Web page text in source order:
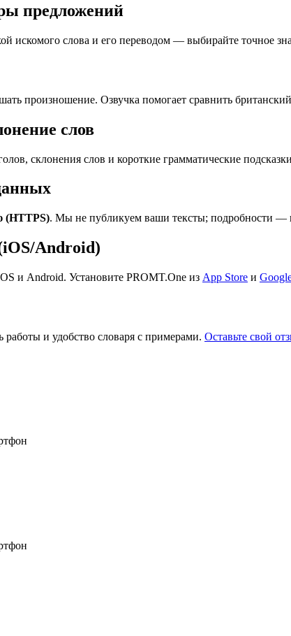
предложений
искомого слова и его переводом — выбирайте точное
произношение. Озвучка помогает сравнить
слов
склонения слов и короткие грамматические
(HTTPS). Мы не публикуем ваши тексты; подробности —
Android)
и Android. Установите PROMT.One из App Store и
работы и удобство словаря с примерами. Оставьте свой